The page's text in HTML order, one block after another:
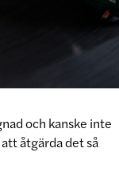
och kanske inte
åtgärda det så